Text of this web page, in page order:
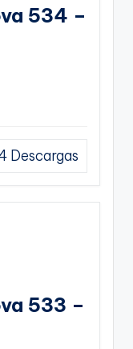
534 –
Descargas
533 –